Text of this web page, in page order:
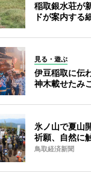
稲取銀水荘が
ドが案内する
見る・遊ぶ
伊豆稲取に伝
神木載せたみ
氷ノ山で夏山
祈願、自然に
鳥取経済新聞